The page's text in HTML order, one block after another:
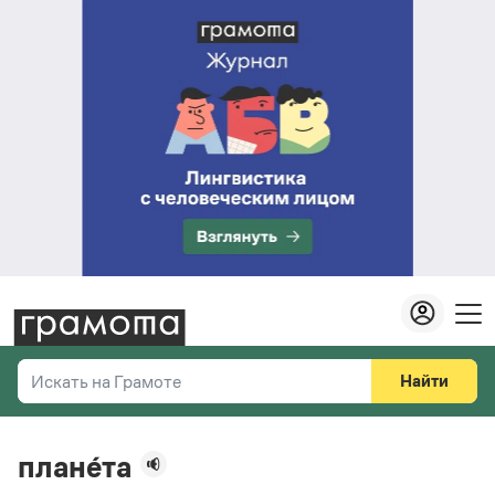
Искать на Грамоте
Справочная служба
Найти
плане́та